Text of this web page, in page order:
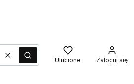
WyczyśćSzukaj Ulubione Zaloguj się